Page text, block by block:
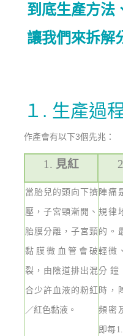
到底生產方法
讓我們來拆解
１. 生產過
作產會有以下3個先兆：
1. 見紅
當胎兒的頭向下擠
壓，子宮頸漸開、
胎膜分離，子宮頸
黏膜微血管會破
裂，由陰道排出混
合少許血液的粉紅
／紅色黏液。
陣痛
規律
的。
輕微
分鐘
時，
頻密
即每